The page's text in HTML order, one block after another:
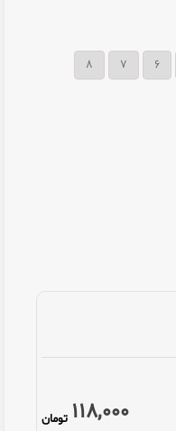
۶ ۷ ۸
118,000 تومان